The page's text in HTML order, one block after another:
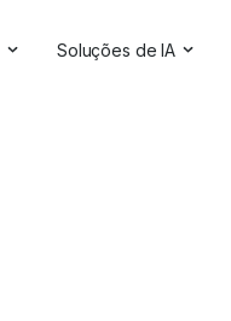
Soluções de IA